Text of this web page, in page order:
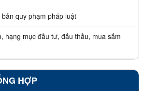
quy phạm pháp luật
hạng mục đầu tư, đấu thầu, mua sắm
HỢP